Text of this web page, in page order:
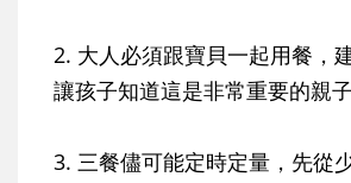
2. 大人必須跟寶貝一起用餐，
讓孩子知道這是非常重要的親子
3. 三餐儘可能定時定量，先從